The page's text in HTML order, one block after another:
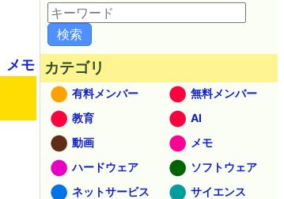
メモ カテゴリ
有料メンバー
無料メンバー
教育
AI
動画
メモ
ハードウェア
ソフトウェア
ネットサービス
サイエンス